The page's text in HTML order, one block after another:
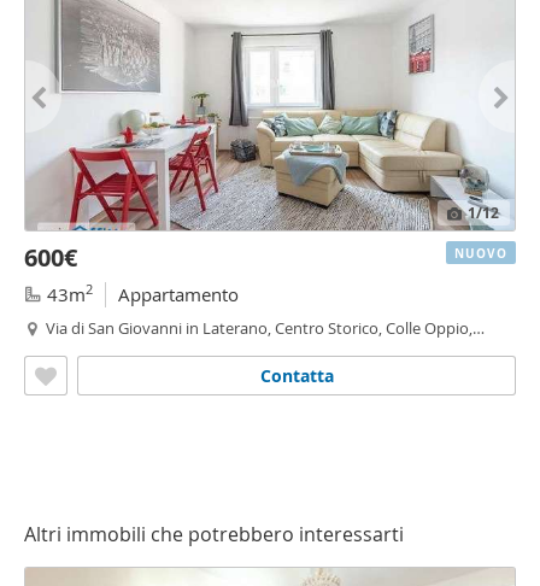
1/12
600€
43m2 Appartamento
Via di San Giovanni in Laterano, Centro Storico, Colle Oppio,
Contatta
NUOVO
Altri immobili che potrebbero interessarti